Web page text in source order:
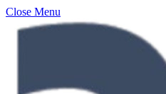
Close Menu